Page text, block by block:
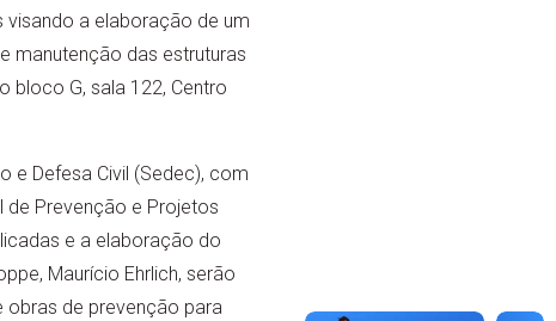
visando a elaboração de um
manutenção das estruturas
bloco G, sala 122, Centro
e Defesa Civil (Sedec), com
de Prevenção e Projetos
e a elaboração do
Maurício Ehrlich, serão
obras de prevenção para